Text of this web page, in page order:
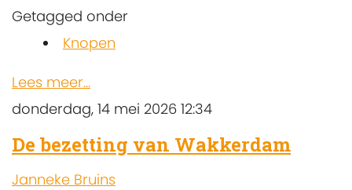
Getagged onder
Knopen
Lees meer...
donderdag, 14 mei 2026 12:34
De bezetting van Wakkerdam
Janneke Bruins